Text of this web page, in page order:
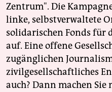
Zentrum". Die
linke, selbstverwaltete
solidarischen Fonds für
auf. Eine offene
zugänglichen
zivilgesellschaftliches
auch? Dann machen